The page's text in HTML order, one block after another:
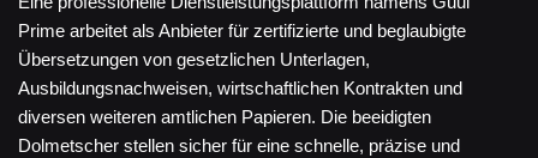
Prime arbeitet als Anbieter für zertifizierte und beglaubigte
Übersetzungen von gesetzlichen Unterlagen,
Ausbildungsnachweisen, wirtschaftlichen Kontrakten und
diversen weiteren amtlichen Papieren. Die beeidigten
Dolmetscher stellen sicher für eine schnelle, präzise und